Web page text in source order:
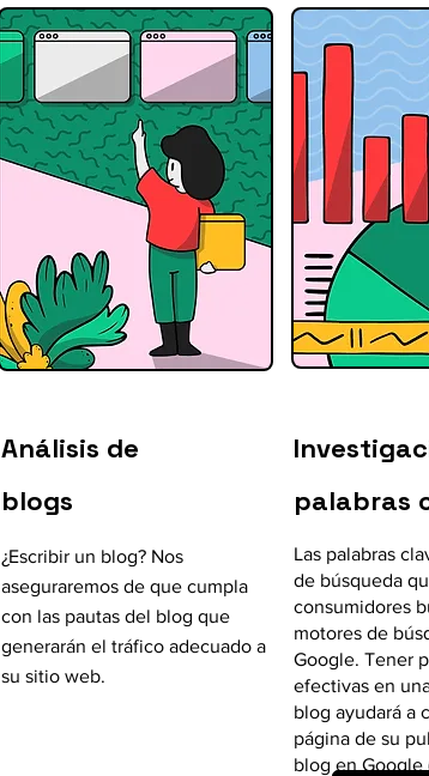
Análisis de
blogs
¿Escribir un blog? Nos
aseguraremos de que cumpla
con las pautas del blog que
generarán el tráfico adecuado a
su sitio web.
palabras
Las palabras
de búsqueda
consumidores
motores de
Google. Tener
efectivas en
blog ayudará a
página de su
blog en Google